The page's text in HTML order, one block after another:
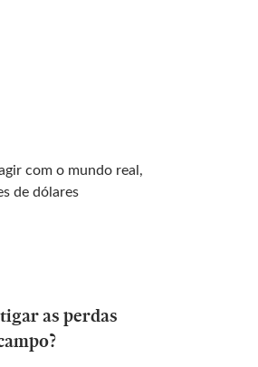
com o mundo real,
de dólares
as perdas